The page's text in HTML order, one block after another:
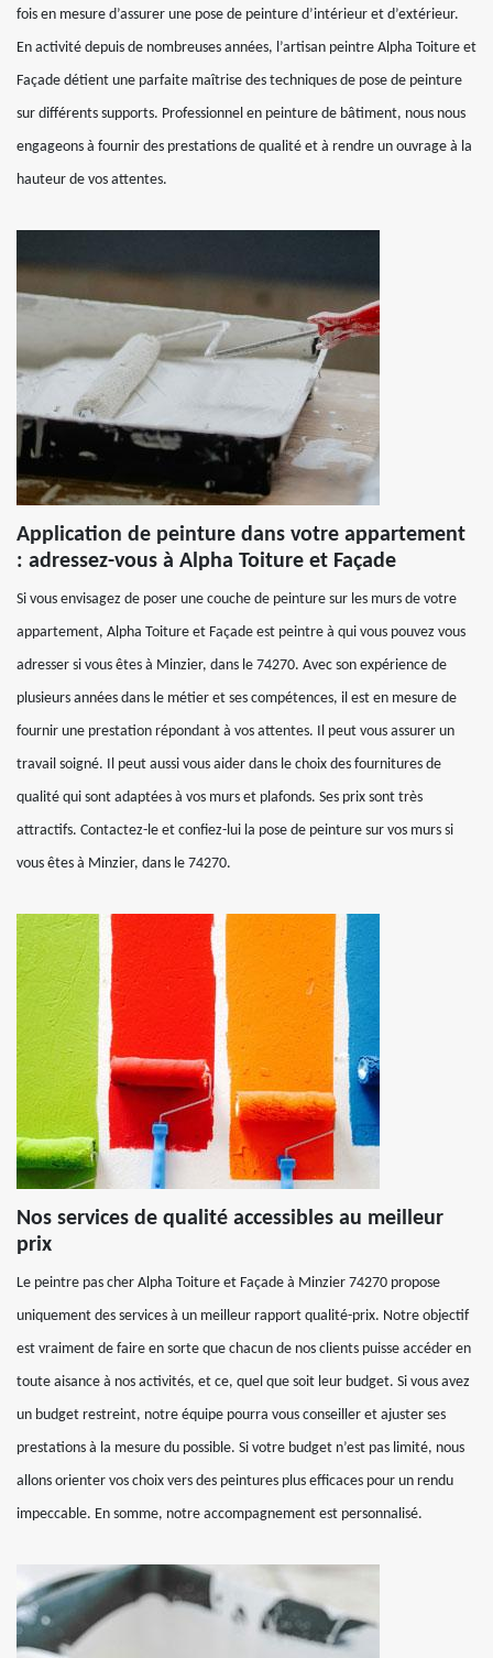
fois en mesure d’assurer une pose de peinture d’intérieur et d’extérieur.
En activité depuis de nombreuses années, l’artisan peintre Alpha Toiture et
Façade détient une parfaite maîtrise des techniques de pose de peinture
sur différents supports. Professionnel en peinture de bâtiment, nous nous
engageons à fournir des prestations de qualité et à rendre un ouvrage à la
hauteur de vos attentes.
Application de peinture dans votre appartement
: adressez-vous à Alpha Toiture et Façade
Si vous envisagez de poser une couche de peinture sur les murs de votre
appartement, Alpha Toiture et Façade est peintre à qui vous pouvez vous
adresser si vous êtes à Minzier, dans le 74270. Avec son expérience de
plusieurs années dans le métier et ses compétences, il est en mesure de
fournir une prestation répondant à vos attentes. Il peut vous assurer un
travail soigné. Il peut aussi vous aider dans le choix des fournitures de
qualité qui sont adaptées à vos murs et plafonds. Ses prix sont très
attractifs. Contactez-le et confiez-lui la pose de peinture sur vos murs si
vous êtes à Minzier, dans le 74270.
Nos services de qualité accessibles au meilleur
prix
Le peintre pas cher Alpha Toiture et Façade à Minzier 74270 propose
uniquement des services à un meilleur rapport qualité-prix. Notre objectif
est vraiment de faire en sorte que chacun de nos clients puisse accéder en
toute aisance à nos activités, et ce, quel que soit leur budget. Si vous avez
un budget restreint, notre équipe pourra vous conseiller et ajuster ses
prestations à la mesure du possible. Si votre budget n’est pas limité, nous
allons orienter vos choix vers des peintures plus efficaces pour un rendu
impeccable. En somme, notre accompagnement est personnalisé.